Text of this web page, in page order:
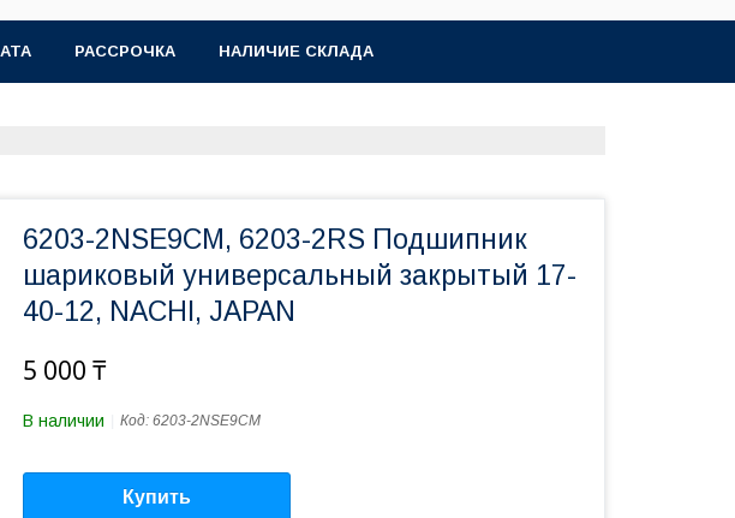
РАССРОЧКА НАЛИЧИЕ СКЛАДА
6203-2NSE9CM, 6203-2RS Подшипник
шариковый универсальный закрытый 17-
40-12, NACHI, JAPAN
5 000 ₸
В наличии Код: 6203-2NSE9CM
Купить